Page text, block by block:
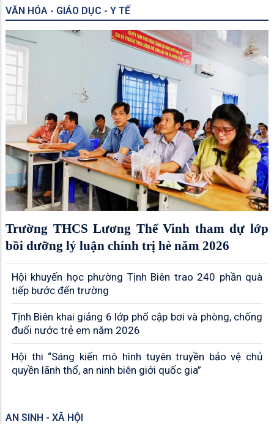
VĂN HÓA - GIÁO DỤC - Y TẾ
Trường THCS Lương Thế Vinh tham dự lớp
bồi dưỡng lý luận chính trị hè năm 2026
Hội khuyến học phường Tịnh Biên trao 240 phần quà
tiếp bước đến trường
Tịnh Biên khai giảng 6 lớp phổ cập bơi và phòng, chống
đuối nước trẻ em năm 2026
Hội thi “Sáng kiến mô hình tuyên truyền bảo vệ chủ
quyền lãnh thổ, an ninh biên giới quốc gia”
AN SINH - XÃ HỘI